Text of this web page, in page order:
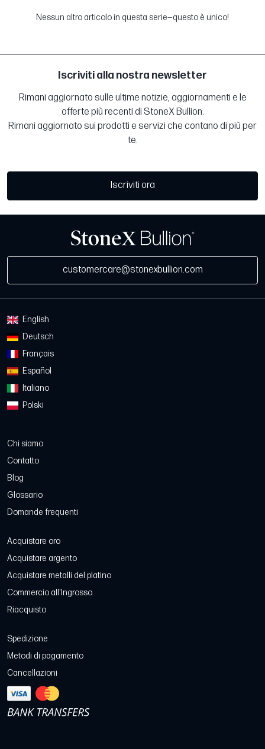
Nessun altro articolo in questa serie—questo è unico!
Iscriviti alla nostra newsletter
Rimani aggiornato sulle ultime notizie, aggiornamenti e le
offerte più recenti di StoneX Bullion.
Rimani aggiornato sui prodotti e servizi che contano di più per
te.
Iscriviti ora
customercare@stonexbullion.com
English
Deutsch
Français
Español
Italiano
Polski
Chi siamo
Contatto
Blog
Glossario
Domande frequenti
Acquistare oro
Acquistare argento
Acquistare metalli del platino
Commercio all'Ingrosso
Riacquisto
Spedizione
Metodi di pagamento
Cancellazioni